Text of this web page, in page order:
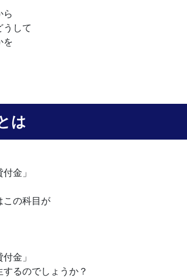
ら
うして
を
は
金」
この科目が
金」
るのでしょうか？